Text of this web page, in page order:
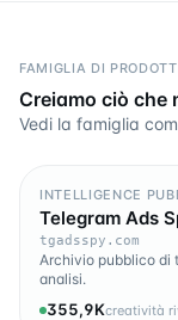
FAMIGLIA DI
Creiamo ciò che
Vedi la famiglia
INTELLIGENCE
Telegram Ads
tgadsspy.com
Archivio pubblico di
analisi.
355,9Kcreatività